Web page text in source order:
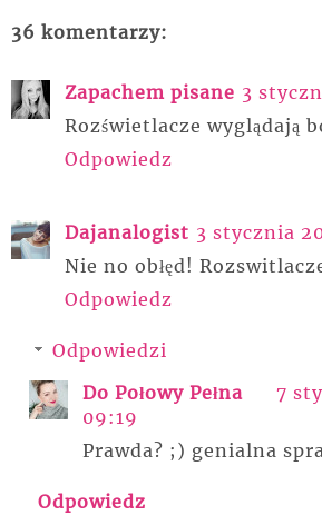
36 komentarzy:
Zapachem pisane 3
Rozświetlacze wyglądają
Odpowiedz
Dajanalogist 3 stycznia
Nie no obłęd!
Odpowiedz
Odpowiedzi
Do Połowy Pełna
7
09:19
Prawda? ;) genialna
Odpowiedz